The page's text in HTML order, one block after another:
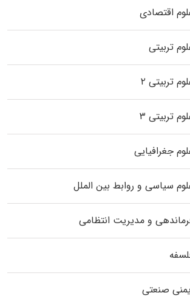
اقتصادی
تربیتی
تربیتی ۲
تربیتی ۳
جغرافیایی
سیاسی و روابط بین الملل
و مدیریت انتظامی
صنعتی